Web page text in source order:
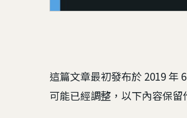
這篇文章最初發布於 2019 年
可能已經調整，以下內容保